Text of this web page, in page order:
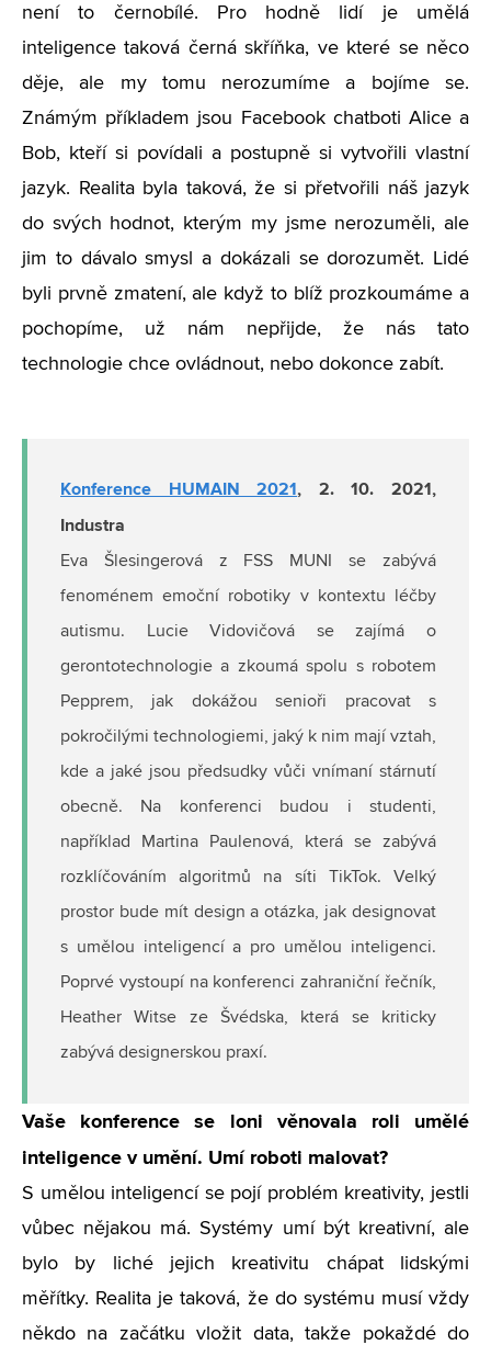
není to černobílé. Pro hodně lidí je umělá
inteligence taková černá skříňka, ve které se něco
děje, ale my tomu nerozumíme a bojíme se.
Známým příkladem jsou Facebook chatboti Alice a
Bob, kteří si povídali a postupně si vytvořili vlastní
jazyk. Realita byla taková, že si přetvořili náš jazyk
do svých hodnot, kterým my jsme nerozuměli, ale
jim to dávalo smysl a dokázali se dorozumět. Lidé
byli prvně zmatení, ale když to blíž prozkoumáme a
pochopíme, už nám nepřijde, že nás tato
technologie chce ovládnout, nebo dokonce zabít.
Konference HUMAIN 2021, 2. 10. 2021,
Industra
Eva Šlesingerová z FSS MUNI se zabývá
fenoménem emoční robotiky v kontextu léčby
autismu. Lucie Vidovičová se zajímá o
gerontotechnologie a zkoumá spolu s robotem
Pepprem, jak dokážou senioři pracovat s
pokročilými technologiemi, jaký k nim mají vztah,
kde a jaké jsou předsudky vůči vnímaní stárnutí
obecně. Na konferenci budou i studenti,
například Martina Paulenová, která se zabývá
rozklíčováním algoritmů na síti TikTok. Velký
prostor bude mít design a otázka, jak designovat
s umělou inteligencí a pro umělou inteligenci.
Poprvé vystoupí na konferenci zahraniční řečník,
Heather Witse ze Švédska, která se kriticky
zabývá designerskou praxí.
Vaše konference se loni věnovala roli umělé
inteligence v umění. Umí roboti malovat?
S umělou inteligencí se pojí problém kreativity, jestli
vůbec nějakou má. Systémy umí být kreativní, ale
bylo by liché jejich kreativitu chápat lidskými
měřítky. Realita je taková, že do systému musí vždy
někdo na začátku vložit data, takže pokaždé do